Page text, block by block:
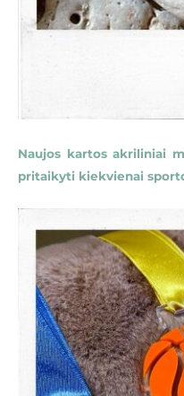
Naujos kartos akriliniai
pritaikyti kiekvienai